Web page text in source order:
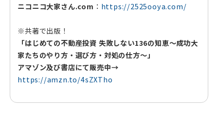
ニコニコ大家さん.com ： https://2525ooya.com/
※共著で出版！
「はじめての不動産投資 失敗しない136の知恵～成功大
家たちのやり方・選び方・対処の仕方～」
アマゾン及び書店にて販売中→
https://amzn.to/4sZXTho